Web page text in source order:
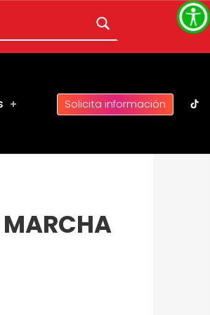
Solicita información
MARCHA